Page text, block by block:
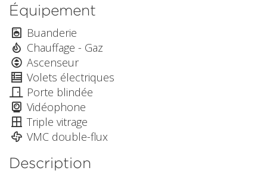
Équipement
Buanderie
Chauffage - Gaz
Ascenseur
Volets électriques
Porte blindée
Vidéophone
Triple vitrage
VMC double-flux
Description